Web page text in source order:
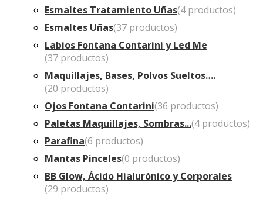
Esmaltes Tratamiento Uñas(4 productos)
Esmaltes Uñas(37 productos)
Labios Fontana Contarini y Led Me
(37 productos)
Maquillajes, Bases, Polvos Sueltos….
(20 productos)
Ojos Fontana Contarini(36 productos)
Paletas Maquillajes, Sombras...(4 productos)
Parafina(6 productos)
Mantas Pinceles(0 productos)
BB Glow, Ácido Hialurónico y Corporales
(29 productos)